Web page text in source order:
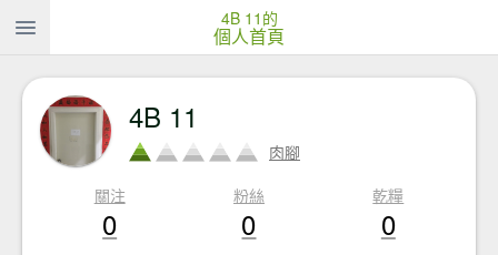
4B 11的
個人首頁
4B 11
肉腳
關注
0
粉絲
0
乾糧
0